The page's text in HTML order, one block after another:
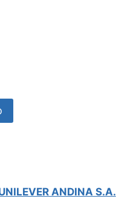
ANDINA S.A.